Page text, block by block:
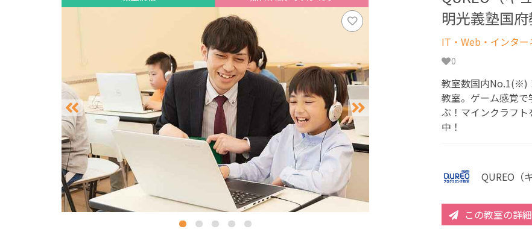
明光義塾国
IT・Web・インター
0
教室数国内No.1(※)
教室。ゲーム感覚
ぶ！マインクラフ
中！
QUREO（
この教室の詳